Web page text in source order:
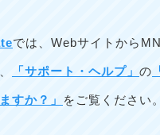
では、Webサイトから
「サポート・ヘルプ」 の
すか？」 をご覧ください。